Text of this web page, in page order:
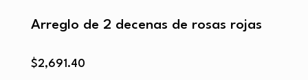
Arreglo de 2 decenas de rosas rojas
$2,691.40